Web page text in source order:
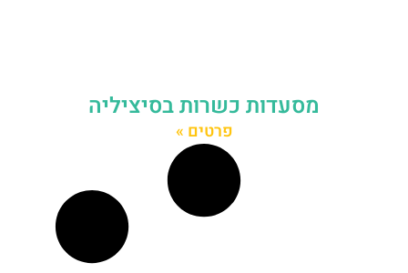
מסעדות כשרות בסיציליה
פרטים »